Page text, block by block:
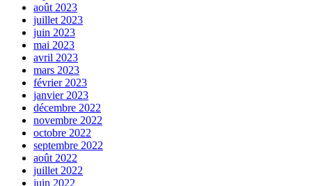
août 2023
juillet 2023
juin 2023
mai 2023
avril 2023
mars 2023
février 2023
janvier 2023
décembre 2022
novembre 2022
octobre 2022
septembre 2022
août 2022
juillet 2022
juin 2022